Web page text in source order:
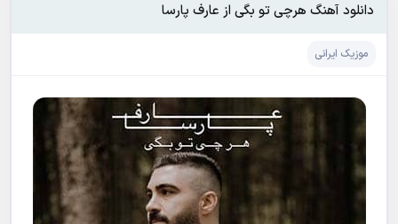
دانلود آهنگ هرچی تو بگی از عارف پارسا
موزیک ایرانی